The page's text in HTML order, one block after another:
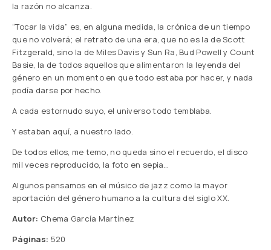
la razón no alcanza.
“Tocar la vida” es, en alguna medida, la crónica de un tiempo
que no volverá; el retrato de una era, que no es la de Scott
Fitzgerald, sino la de Miles Davis y Sun Ra, Bud Powell y Count
Basie, la de todos aquellos que alimentaron la leyenda del
género en un momento en que todo estaba por hacer, y nada
podía darse por hecho.
A cada estornudo suyo, el universo todo temblaba.
Y estaban aquí, a nuestro lado.
De todos ellos, me temo, no queda sino el recuerdo, el disco
mil veces reproducido, la foto en sepia…
Algunos pensamos en el músico de jazz como la mayor
aportación del género humano a la cultura del siglo XX.
Autor: Chema García Martínez
Páginas: 520